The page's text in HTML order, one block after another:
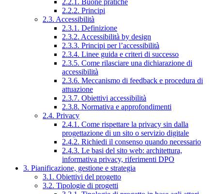
2.2.1. Buone pratiche
2.2.2. Principi
2.3. Accessibilità
2.3.1. Definizione
2.3.2. Accessibilità by design
2.3.3. Principi per l’accessibilità
2.3.4. Linee guida e criteri di successo
2.3.5. Come rilasciare una dichiarazione di
accessibilità
2.3.6. Meccanismo di feedback e procedura di
attuazione
2.3.7. Obiettivi accessibilità
2.3.8. Normativa e approfondimenti
2.4. Privacy
2.4.1. Come rispettare la privacy sin dalla
progettazione di un sito o servizio digitale
2.4.2. Richiedi il consenso quando necessario
2.4.3. Le basi del sito web: architettura,
informativa privacy, riferimenti DPO
3. Pianificazione, gestione e strategia
3.1. Obiettivi del progetto
3.2. Tipologie di progetti